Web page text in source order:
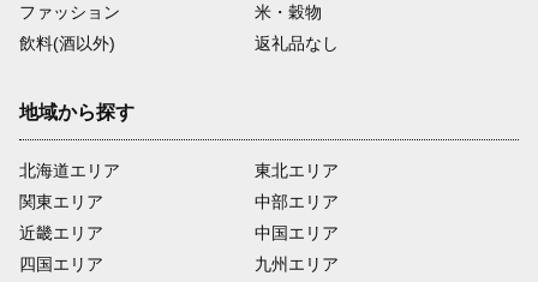
ファッション
米・穀物
飲料(酒以外)
返礼品なし
地域から探す
北海道エリア
関東エリア
近畿エリア
四国エリア
東北エリア
中部エリア
中国エリア
九州エリア